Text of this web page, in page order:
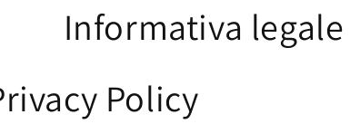
Informativa legale
Policy